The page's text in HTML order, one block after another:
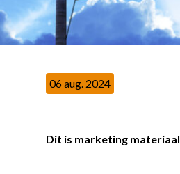
06 aug. 2024
Dit is marketing materiaal